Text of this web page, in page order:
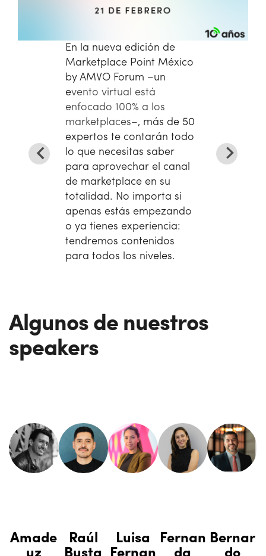
En la nueva edición de
Marketplace Point México
by AMVO Forum –un
evento virtual está
enfocado 100% a los
marketplaces–, más de 50
expertos te contarán todo
lo que necesitas saber
para aprovechar el canal
de marketplace en su
totalidad. No importa si
apenas estás empezando
o ya tienes experiencia:
tendremos contenidos
para todos los niveles.
Algunos de nuestros
speakers
Amade
Raúl
Luisa
Fernan Bernar